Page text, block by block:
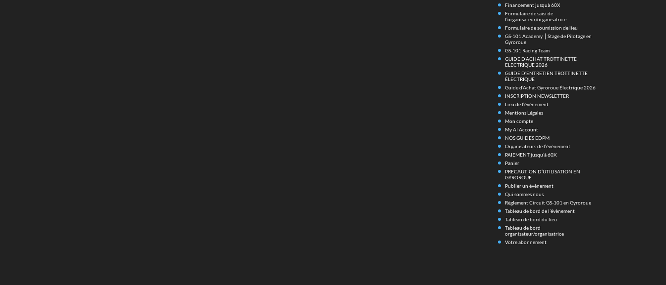
Financement jusquà 60X
Formulaire de saisi de
l’organisateur/organisatrice
Formulaire de soumission de lieu
GS-101 Academy ⎪Stage de Pilotage en
Gyroroue
GS-101 Racing Team
GUIDE D’ACHAT TROTTINETTE
ELECTRIQUE 2026
GUIDE D’ENTRETIEN TROTTINETTE
ÉLECTRIQUE
Guide d’Achat Gyroroue Électrique 2026
INSCRIPTION NEWSLETTER
Lieu de l’évènement
Mentions Légales
Mon compte
My AI Account
NOS GUIDES EDPM
Organisateurs de l’évènement
PAIEMENT jusqu’à 60X
Panier
PRECAUTION D’UTILISATION EN
GYROROUE
Publier un évènement
Qui sommes nous
Règlement Circuit GS-101 en Gyroroue
Tableau de bord de l’évènement
Tableau de bord du lieu
Tableau de bord
organisateur/organisatrice
Votre abonnement